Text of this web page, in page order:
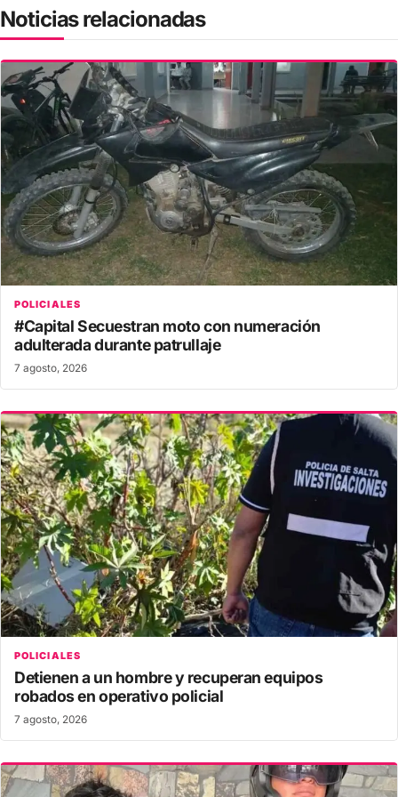
Noticias relacionadas
POLICIALES
#Capital Secuestran moto con numeración
adulterada durante patrullaje
7 agosto, 2026
POLICIALES
Detienen a un hombre y recuperan equipos
robados en operativo policial
7 agosto, 2026